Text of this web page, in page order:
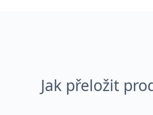
Jak přeložit